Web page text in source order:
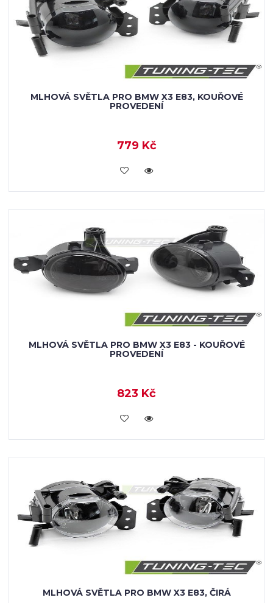
MLHOVÁ SVĚTLA PRO BMW X3 E83, KOUŘOVÉ
PROVEDENÍ
779 Kč
KOUPIT
MLHOVÁ SVĚTLA PRO BMW X3 E83 - KOUŘOVÉ
PROVEDENÍ
823 Kč
KOUPIT
MLHOVÁ SVĚTLA PRO BMW X3 E83, ČIRÁ